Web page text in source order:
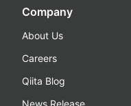
Company
About Us
Careers
Qiita Blog
News Release